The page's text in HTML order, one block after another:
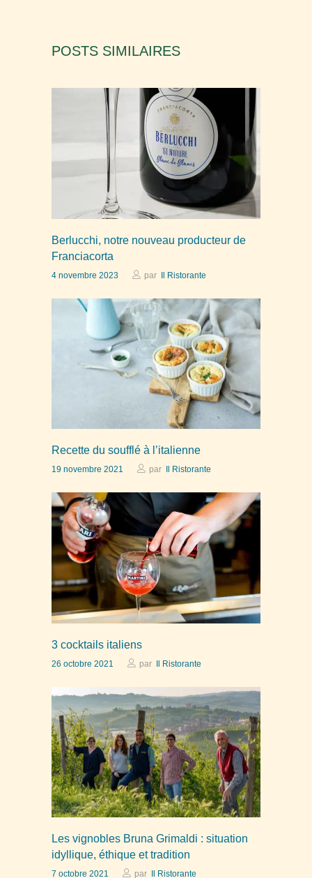
POSTS SIMILAIRES
Berlucchi, notre nouveau producteur de
Franciacorta
4 novembre 2023 par Il Ristorante
Recette du soufflé à l’italienne
19 novembre 2021 par Il Ristorante
3 cocktails italiens
26 octobre 2021 par Il Ristorante
Les vignobles Bruna Grimaldi : situation
idyllique, éthique et tradition
7 octobre 2021 par Il Ristorante